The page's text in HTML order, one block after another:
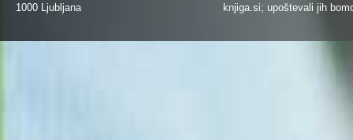
1000 Ljubljana
knjiga.si; upoštevali jih